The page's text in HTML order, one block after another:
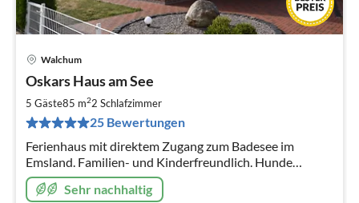
Walchum
Oskars Haus am See
5 Gäste85 m22 Schlafzimmer
25 Bewertungen
Ferienhaus mit direktem Zugang zum Badesee im
Emsland. Familien- und Kinderfreundlich. Hunde
herzlich Willkommen Langzeitmiete und Monteure
möglich (Sonderkonditionen auf Anfrage)
Sehr nachhaltig